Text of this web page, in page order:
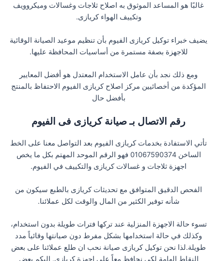
غالبًا هو المساعد الموثوق به اصلاح ثلاجات وغسالات وميكروويف
وتكييف الهواء كريازى.
يضيف خبراء توكيل كريازى الفيوم بأن تنظيم موعيد الصيانة الوقائية
للاجهزة بصفة مستمرة من أساسيات المحافظة عليها.
ومع ذلك نجد بأن عامل الاستخدام المعتدل هو أفضل المعايير
المؤكدة من أخصائيين مركز اصلاح كريازى الفيوم الاحتفاظ بالمنتج
بأفضل حال
رقم الاتصال بـ صيانة كريازى فى الفيوم
تأتي الاستفادة بخدمات كريازى الفيوم بعد التواصل معنا على الخط
الساخن 01067590374 فهو الرقم الموحد المهتم بكل ما يخص
اجهزة ثلاجات و غسالات كريازى والتكييف في الفيوم.
الفحص الدقيق المتوافق مع تحديثات كريازى بالطبع سيكون من
شأنه توفير الكثير من المال والوقت لكل عملائنا.
تسوء حالة الاجهزة المنزلية عند تركها فترات طويلة بدون استخدام،
وكذلك في حالة استخدامها بشكل مفرط دون صيانتها وقائياً مدد
طويلة.لذا نحن توكيل كريازى صيانة نحب ان طلع عملائنا على بعض
النقاط الهامة لكي نحافظ معاً على اجهزة كريازى. اليكم بعض